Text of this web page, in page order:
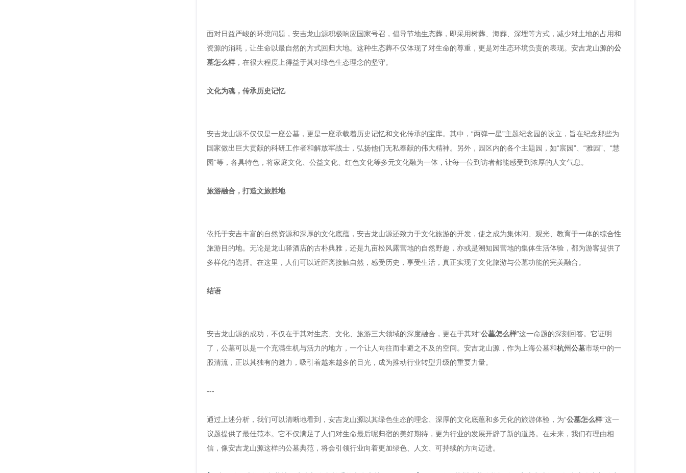
面对日益严峻的环境问题，安吉龙山源积极响应国家号召，倡导节地生态葬，即采用树葬、海葬、深埋等方式，减少对土地的占用和
资源的消耗，让生命以最自然的方式回归大地。这种生态葬不仅体现了对生命的尊重，更是对生态环境负责的表现。安吉龙山源的公
墓怎么样 ，在很大程度上得益于其对绿色生态理念的坚守。
文化为魂，传承历史记忆
安吉龙山源不仅仅是一座公墓，更是一座承载着历史记忆和文化传承的宝库。其中，“两弹一星”主题纪念园的设立，旨在纪念那些为
国家做出巨大贡献的科研工作者和解放军战士，弘扬他们无私奉献的伟大精神。另外，园区内的各个主题园，如“宸园”、“雅园”、“慧
园”等，各具特色，将家庭文化、公益文化、红色文化等多元文化融为一体，让每一位到访者都能感受到浓厚的人文气息。
旅游融合，打造文旅胜地
依托于安吉丰富的自然资源和深厚的文化底蕴，安吉龙山源还致力于文化旅游的开发，使之成为集休闲、观光、教育于一体的综合性
旅游目的地。无论是龙山驿酒店的古朴典雅，还是九亩松风露营地的自然野趣，亦或是溯知园营地的集体生活体验，都为游客提供了
多样化的选择。在这里，人们可以近距离接触自然，感受历史，享受生活，真正实现了文化旅游与公墓功能的完美融合。
结语
安吉龙山源的成功，不仅在于其对生态、文化、旅游三大领域的深度融合，更在于其对“公墓怎么样”这一命题的深刻回答。它证明
了，公墓可以是一个充满生机与活力的地方，一个让人向往而非避之不及的空间。安吉龙山源，作为上海公墓和杭州公墓市场中的一
股清流，正以其独有的魅力，吸引着越来越多的目光，成为推动行业转型升级的重要力量。
---
通过上述分析，我们可以清晰地看到，安吉龙山源以其绿色生态的理念、深厚的文化底蕴和多元化的旅游体验，为“公墓怎么样”这一
议题提供了最佳范本。它不仅满足了人们对生命最后呢归宿的美好期待，更为行业的发展开辟了新的道路。在未来，我们有理由相
信，像安吉龙山源这样的公墓典范，将会引领行业向着更加绿色、人文、可持续的方向迈进。